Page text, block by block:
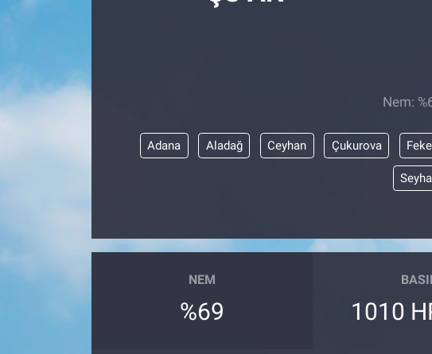
Nem:
Adana Aladağ Ceyhan Çukurova Feke
NEM
%69 1010